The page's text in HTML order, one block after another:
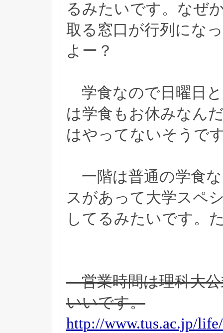
るみたいです。なぜ
取る窓口が行列にな
よー？
学食なので日曜日
は学食もお休みなん
はやってないそうで
一階は普通の学食
スがあって大学スペ
してるみたいです。
営業時間は理科大公
いいです。
http://www.tus.ac.jp/